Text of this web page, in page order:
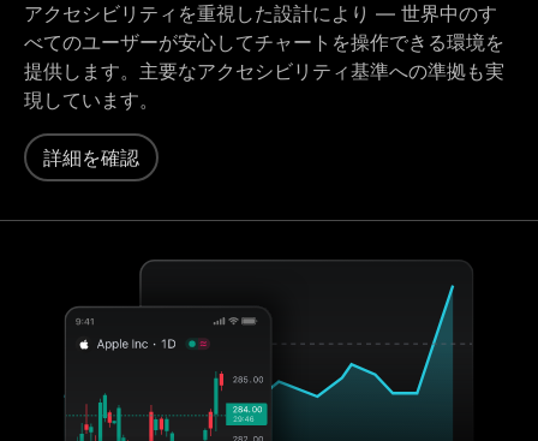
アクセシビリティを重視した設計により — 世界中のす
べてのユーザーが安心してチャートを操作できる環境を
提供します。主要なアクセシビリティ基準への準拠も実
現しています。
詳細を確認